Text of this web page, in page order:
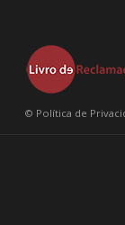
© Política de